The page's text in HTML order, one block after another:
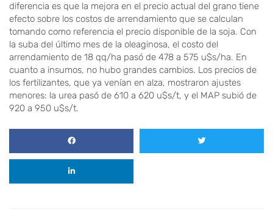
diferencia es que la mejora en el precio actual del grano tiene
efecto sobre los costos de arrendamiento que se calculan
tomando como referencia el precio disponible de la soja. Con
la suba del último mes de la oleaginosa, el costo del
arrendamiento de 18 qq/ha pasó de 478 a 575 u$s/ha. En
cuanto a insumos, no hubo grandes cambios. Los precios de
los fertilizantes, que ya venían en alza, mostraron ajustes
menores: la urea pasó de 610 a 620 u$s/t, y el MAP subió de
920 a 950 u$s/t.